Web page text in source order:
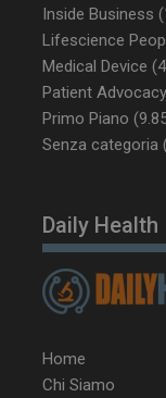
Inside Business
Lifescience
Medical Device
Patient Advocacy
Primo Piano
Senza categoria
Daily
Home
Chi Siamo
tracking-
ironfish-
enable